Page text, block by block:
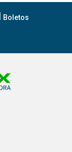
Boletos